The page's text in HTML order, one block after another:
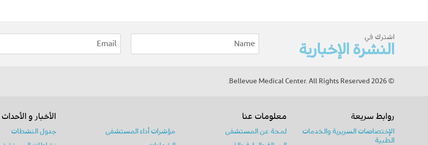
اشترك في
النشرة الإخبارية
© 2026 Bellevue Medical Center. All Rights Reserved.
روابط سريعة
الإختصاصات السريرية والخدمات
الطبية
معلومات عنا
لمحة عن المستشفى
مؤشرات أداء المستشفى
الأخبار و الأحداث
جدول النشطات